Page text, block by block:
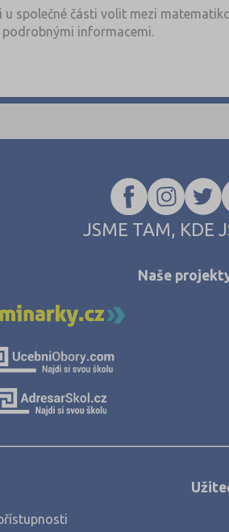
společné části volit mezi
podrobnými informacemi.
JSME TAM, KDE
Naše